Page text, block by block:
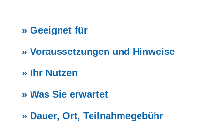
» Geeignet für
» Voraussetzungen und Hinweise
» Ihr Nutzen
» Was Sie erwartet
» Dauer, Ort, Teilnahmegebühr